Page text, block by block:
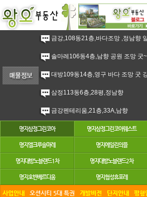
솔마레106동4층,남향 공원 조망 굿
대방109동14층,영구 바다 조망 굿
삼정113동6층,28평,정남향
금강펜테리움,21층,33A,남향
명지삼정그린코아 명지삼정그린코아웨스트
명지엘크루솔마레 명지에일린의뜰
명지대방노블랜드1차 명지대방노블랜드2차
명지호반베르디움 명지협성휴포레
사업안내 오션시티 5대 특권 개발비전 단지안내 평형